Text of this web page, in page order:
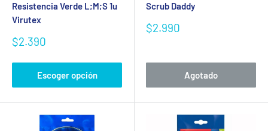
Resistencia Verde L;M;S 1u
Virutex
Precio
venta
$2.390
Escoger opción
Scrub Daddy
Precio
$2.990
Agotado